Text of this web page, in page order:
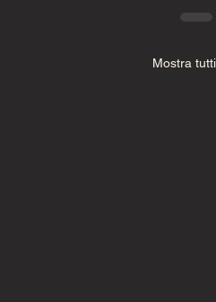
Mostra tutti